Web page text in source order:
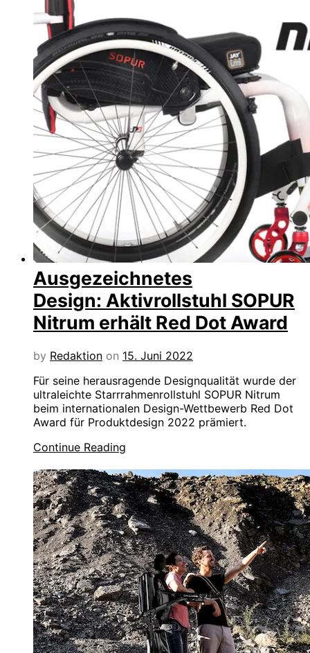
Ausgezeichnetes
Design: Aktivrollstuhl SOPUR
Nitrum erhält Red Dot Award
by Redaktion on 15. Juni 2022
Für seine herausragende Designqualität wurde der
ultraleichte Starrrahmenrollstuhl SOPUR Nitrum
beim internationalen Design-Wettbewerb Red Dot
Award für Produktdesign 2022 prämiert.
Continue Reading